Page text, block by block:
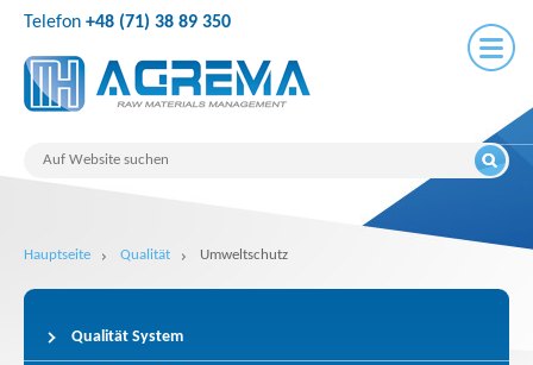
Telefon +48 (71) 38 89 350
Hauptseite Qualität Umweltschutz
Qualität System